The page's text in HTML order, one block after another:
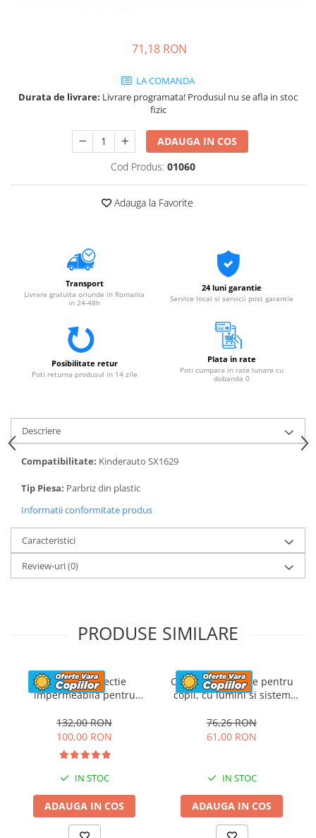
71,18 RON
LA COMANDA
Durata de livrare: Livrare programata! Produsul nu se afla in stoc
fizic
ADAUGA IN COS
Cod Produs: 01060
Adauga la Favorite
Transport
Livrare gratuita oriunde in Romania
in 24-48h
24 luni garantie
Service local si servicii post garantie
Posibilitate retur
Poti returna produsul in 14 zile
Plata in rate
Poti cumpara in rate lunare cu
dobanda 0
Descriere
Compatibilitate: Kinderauto SX1629
Tip Piesa: Parbriz din plastic
Informatii conformitate produs
Caracteristici
Review-uri(0)
PRODUSE SIMILARE
Husa de protectie
impermeabila pentru
utv-uri, atv-uri sau
motociclete, neagra
132,00 RON
100,00 RON
IN STOC
ADAUGA IN COS
Casca de protectie pentru
copii, cu lumini si sistem
76,26 RON
61,00 RON
IN STOC
ADAUGA IN COS